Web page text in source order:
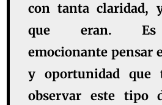
con tanta claridad,
que eran. Es
emocionante pensar
y oportunidad que
observar este tipo